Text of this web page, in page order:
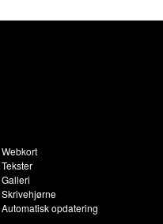
Webkort
Tekster
Galleri
Skrivehjørne
Automatisk opdatering